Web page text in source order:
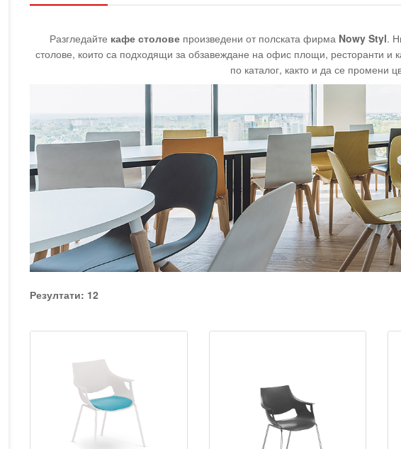
Разгледайте кафе столовепроизведени от полската фирма Nowy Styl.
столове, които са подходящи за обзавеждане на офис площи, ресторанти и
по каталог, както и да се промени
Резултати: 12